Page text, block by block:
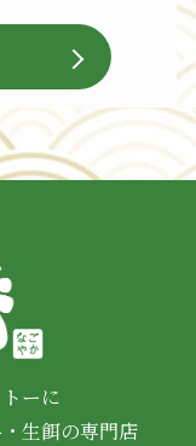
ーに
生餌の専門店